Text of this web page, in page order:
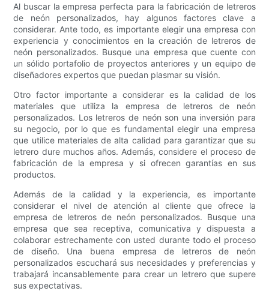
Al buscar la empresa perfecta para la fabricación de letreros
de neón personalizados, hay algunos factores clave a
considerar. Ante todo, es importante elegir una empresa con
experiencia y conocimientos en la creación de letreros de
neón personalizados. Busque una empresa que cuente con
un sólido portafolio de proyectos anteriores y un equipo de
diseñadores expertos que puedan plasmar su visión.
Otro factor importante a considerar es la calidad de los
materiales que utiliza la empresa de letreros de neón
personalizados. Los letreros de neón son una inversión para
su negocio, por lo que es fundamental elegir una empresa
que utilice materiales de alta calidad para garantizar que su
letrero dure muchos años. Además, considere el proceso de
fabricación de la empresa y si ofrecen garantías en sus
productos.
Además de la calidad y la experiencia, es importante
considerar el nivel de atención al cliente que ofrece la
empresa de letreros de neón personalizados. Busque una
empresa que sea receptiva, comunicativa y dispuesta a
colaborar estrechamente con usted durante todo el proceso
de diseño. Una buena empresa de letreros de neón
personalizados escuchará sus necesidades y preferencias y
trabajará incansablemente para crear un letrero que supere
sus expectativas.